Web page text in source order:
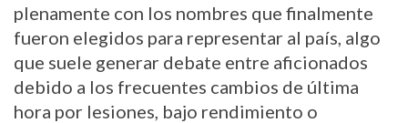
plenamente con los nombres que finalmente
fueron elegidos para representar al país, algo
que suele generar debate entre aficionados
debido a los frecuentes cambios de última
hora por lesiones, bajo rendimiento o